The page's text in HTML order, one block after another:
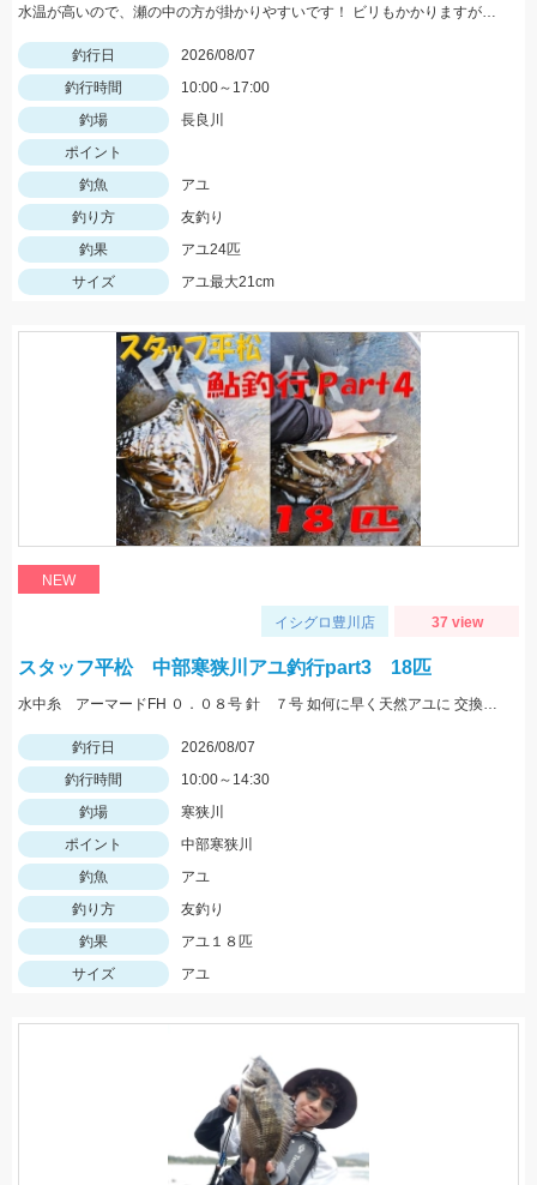
水温が高いので、瀬の中の方が掛かりやすいです！ ビリもかかりますが、オトリになるサイズが大半なので、オトリを循環して数を伸ばしましょう！
釣行日
2026/08/07
釣行時間
10:00～17:00
釣場
長良川
ポイント
釣魚
アユ
釣り方
友釣り
釣果
アユ24匹
サイズ
アユ最大21cm
NEW
イシグロ豊川店 37 view
スタッフ平松 中部寒狭川アユ釣行part3 18匹
水中糸 アーマードFH ０．０８号 針 ７号 如何に早く天然アユに 交換できるかが大事！
釣行日
2026/08/07
釣行時間
10:00～14:30
釣場
寒狭川
ポイント
中部寒狭川
釣魚
アユ
釣り方
友釣り
釣果
アユ１８匹
サイズ
アユ